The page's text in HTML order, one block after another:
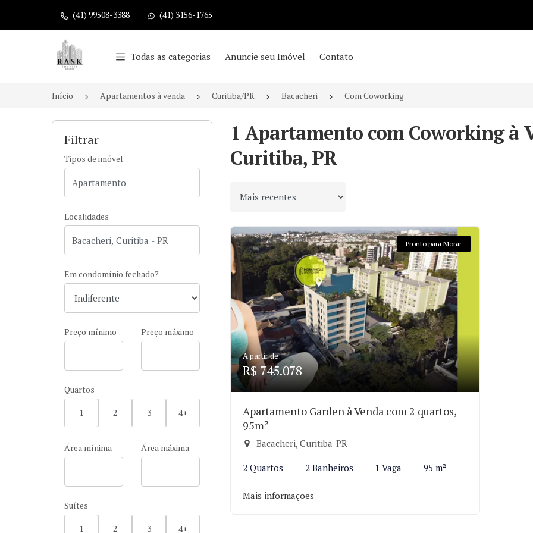
(41) 99508-3388 (41) 3156-1765
Página inicial
Todas as categorias Anuncie seu Imóvel Contato
Início Apartamentos à venda Curitiba/PR Bacacheri Com Coworking
Filtrar
Tipos de imóvel
Localidades
Em condomínio fechado?
Preço mínimo Preço máximo
Quartos
1 2 3 4+
Área mínima Área máxima
Suítes
1 2 3 4+
1 Apartamento com Coworking à
Curitiba, PR
Ordenar por
Pronto para Morar
A partir de:
R$ 745.078
Apartamento Garden à Venda com 2 quartos,
95m²
Bacacheri, Curitiba-PR
2 Quartos 2 Banheiros 1 Vaga 95 m²
Mais informações